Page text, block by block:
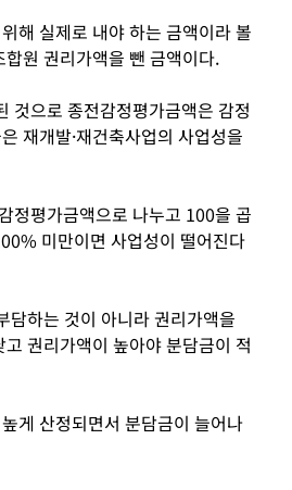
해 실제로 내야 하는 금액이라 볼
원 권리가액을 뺀 금액이다.
것으로 종전감정평가금액은 감정
재개발·재건축사업의 사업성을
정평가금액으로 나누고 100을 곱
미만이면 사업성이 떨어진다
담하는 것이 아니라 권리가액을
권리가액이 높아야 분담금이 적
게 산정되면서 분담금이 늘어나